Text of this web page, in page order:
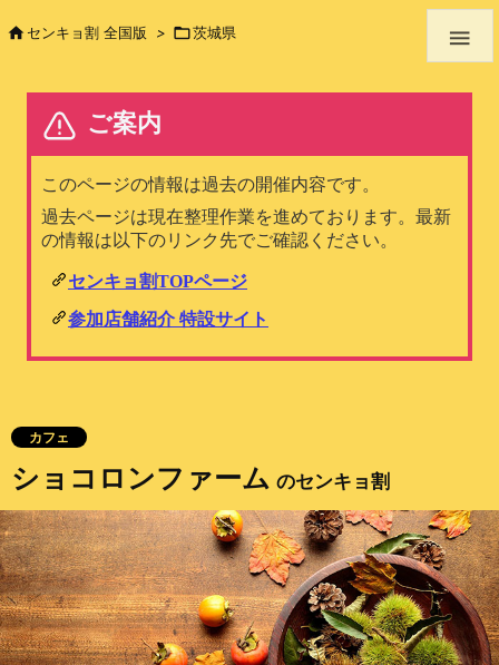

センキョ割 全国版 > 茨城県
カフェ
ショコロンファーム のセンキョ割